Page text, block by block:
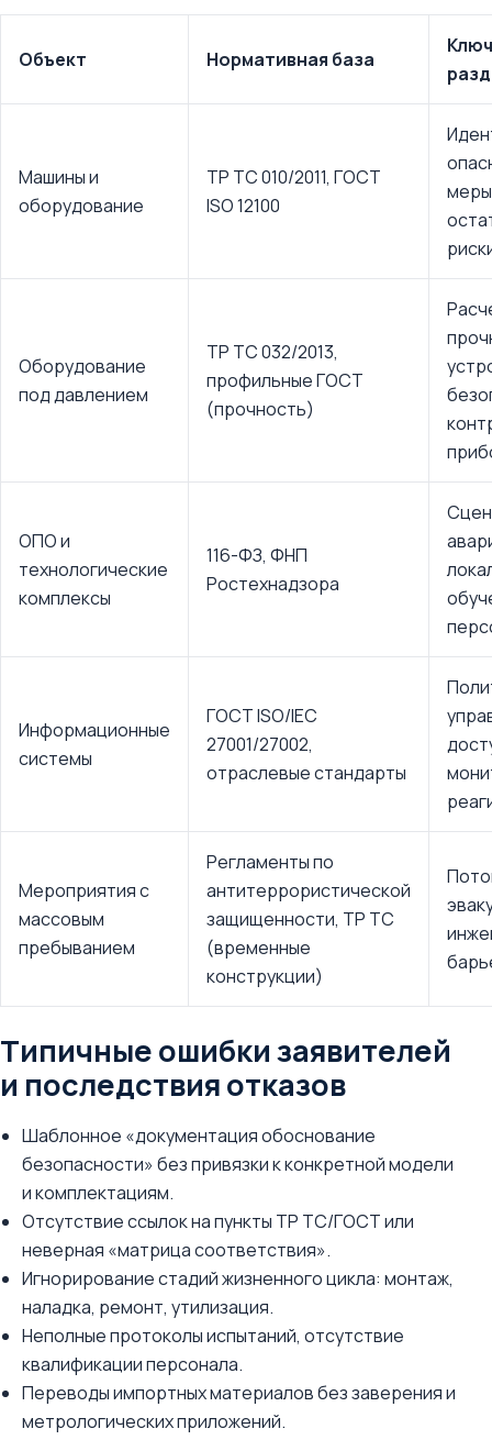
Объект Нормативная база
Машины и
оборудование
ТР ТС 010/2011, ГОСТ
ISO 12100
Оборудование
под давлением
ТР ТС 032/2013,
профильные ГОСТ
(прочность)
ОПО и
технологические
комплексы
116-ФЗ, ФНП
Ростехнадзора
Информационные
системы
ГОСТ ISO/IEC
27001/27002,
отраслевые стандарты
Мероприятия с
массовым
пребыванием
Регламенты по
антитеррористической
защищенности, ТР ТС
(временные
конструкции)
Типичные ошибки заявителей
и последствия отказов
Шаблонное «документация обоснование
безопасности» без привязки к конкретной модели
и комплектациям.
Отсутствие ссылок на пункты ТР ТС/ГОСТ или
неверная «матрица соответствия».
Игнорирование стадий жизненного цикла: монтаж,
наладка, ремонт, утилизация.
Неполные протоколы испытаний, отсутствие
квалификации персонала.
Переводы импортных материалов без заверения и
метрологических приложений.